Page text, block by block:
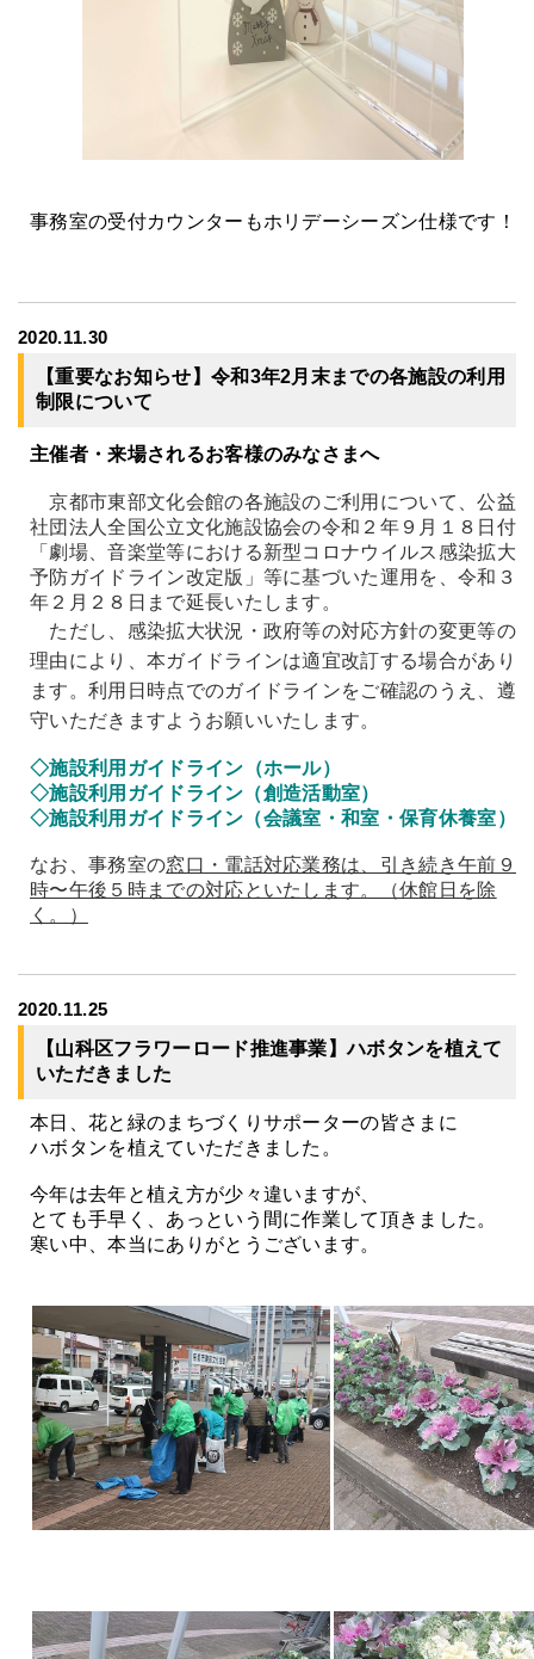
事務室の受付カウンターもホリデーシーズン仕様です！
2020.11.30
【重要なお知らせ】令和3年2月末までの各施設の利用
制限について
主催者・来場されるお客様のみなさまへ
京都市東部文化会館の各施設のご利用について、公益
社団法人全国公立文化施設協会の令和２年９月１８日付
「劇場、音楽堂等における新型コロナウイルス感染拡大
予防ガイドライン改定版」等に基づいた運用を、令和３
年２月２８日まで延長いたします。
ただし、 感染拡大状況・政府等の対応方針の変更等の
理由により、本ガイドラインは適宜改訂する場合があり
ます。利用日時点でのガイドラインをご確認のうえ、遵
守いただきますようお願いいたします。
◇施設利用ガイドライン（ホール）
◇施設利用 ガイドライン（創造活動室）
◇施設利用 ガイドライン（会議室・和室・保育休養室）
なお、事務室の窓口・電話対応業務は、引き続き午前９
時〜午後５時までの対応といたします。（休館日を除
く。）
2020.11.25
【山科区フラワーロード推進事業】ハボタンを植えて
いただきました
本日、花と緑のまちづくりサポーターの皆さまに
ハボタンを植えていただきました。
今年は去年と植え方が少々違いますが、
とても手早く、あっという間に作業して頂きました。
寒い中、本当にありがとうございます。